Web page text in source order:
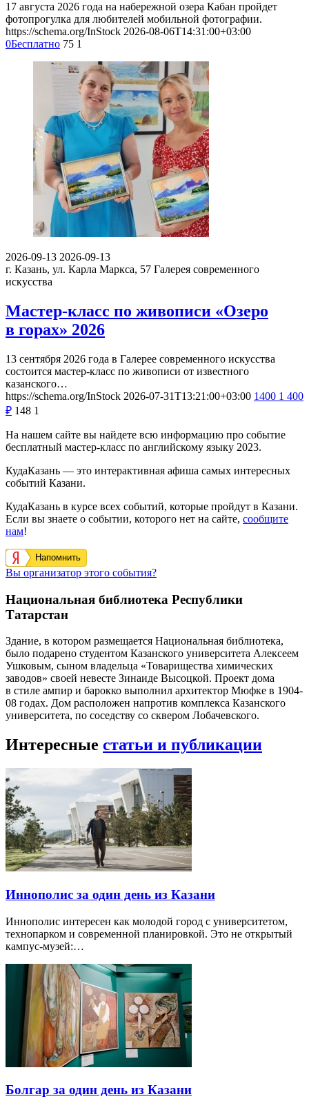
17 августа 2026 года на набережной озера Кабан пройдет
фотопрогулка для любителей мобильной фотографии.
https://schema.org/InStock 2026-08-06T14:31:00+03:00
0Бесплатно 75 1
2026-09-13 2026-09-13
г. Казань, ул. Карла Маркса, 57 Галерея современного
искусства
Мастер-класс по живописи «Озеро
в горах» 2026
13 сентября 2026 года в Галерее современного искусства
состоится мастер-класс по живописи от известного
казанского…
https://schema.org/InStock 2026-07-31T13:21:00+03:00 1400 1 400
₽ 148 1
На нашем сайте вы найдете всю информацию про событие
бесплатный мастер-класс по английскому языку 2023.
КудаКазань — это интерактивная афиша самых интересных
событий Казани.
КудаКазань в курсе всех событий, которые пройдут в Казани.
Если вы знаете о событии, которого нет на сайте, сообщите
нам!
Напомнить
Вы организатор этого события?
Национальная библиотека Республики
Татарстан
Здание, в котором размещается Национальная библиотека,
было подарено студентом Казанского университета Алексеем
Ушковым, сыном владельца «Товарищества химических
заводов» своей невесте Зинаиде Высоцкой. Проект дома
в стиле ампир и барокко выполнил архитектор Мюфке в 1904-
08 годах. Дом расположен напротив комплекса Казанского
университета, по соседству со сквером Лобачевского.
Интересные статьи и публикации
Иннополис за один день из Казани
Иннополис интересен как молодой город с университетом,
технопарком и современной планировкой. Это не открытый
кампус-музей:…
Болгар за один день из Казани